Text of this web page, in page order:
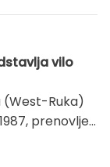
vilo
(West-Ruka)
prenovljen
s strmimi